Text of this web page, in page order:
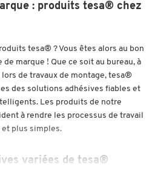
: produits tesa® chez
tesa® ? Vous êtes alors au bon
marque ! Que ce soit au bureau, à
de travaux de montage, tesa®
des solutions adhésives fiables et
Les produits de notre
à rendre les processus de travail
et plus simples.
variées de tesa®